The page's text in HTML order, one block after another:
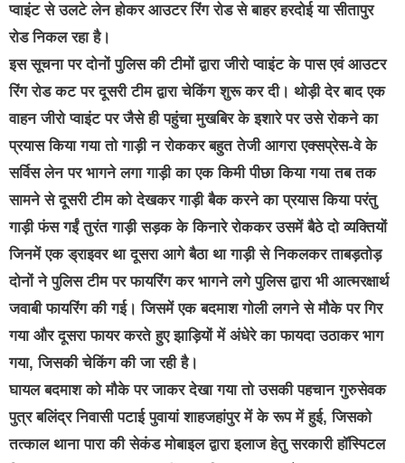
प्वाइंट से उलटे लेन होकर आउटर रिंग रोड से बाहर हरदोई या सीतापुर
रोड निकल रहा है।
इस सूचना पर दोनों पुलिस की टीमों द्वारा जीरो प्वाइंट के पास एवं आउटर
रिंग रोड कट पर दूसरी टीम द्वारा चेकिंग शुरू कर दी। थोड़ी देर बाद एक
वाहन जीरो प्वाइंट पर जैसे ही पहुंचा मुखबिर के इशारे पर उसे रोकने का
प्रयास किया गया तो गाड़ी न रोककर बहुत तेजी आगरा एक्सप्रेस-वे के
सर्विस लेन पर भागने लगा गाड़ी का एक किमी पीछा किया गया तब तक
सामने से दूसरी टीम को देखकर गाड़ी बैक करने का प्रयास किया परंतु
गाड़ी फंस गईं तुरंत गाड़ी सड़क के किनारे रोककर उसमें बैठे दो व्यक्तियों
जिनमें एक ड्राइवर था दूसरा आगे बैठा था गाड़ी से निकलकर ताबड़तोड़
दोनों ने पुलिस टीम पर फायरिंग कर भागने लगे पुलिस द्वारा भी आत्मरक्षार्थ
जवाबी फायरिंग की गई। जिसमें एक बदमाश गोली लगने से मौके पर गिर
गया और दूसरा फायर करते हुए झाड़ियों में अंधेरे का फायदा उठाकर भाग
गया, जिसकी चेकिंग की जा रही है।
घायल बदमाश को मौके पर जाकर देखा गया तो उसकी पहचान गुरुसेवक
पुत्र बलिंद्र निवासी पटाई पुवायां शाहजहांपुर में के रूप में हुई, जिसको
तत्काल थाना पारा की सेकंड मोबाइल द्वारा इलाज हेतु सरकारी हॉस्पिटल